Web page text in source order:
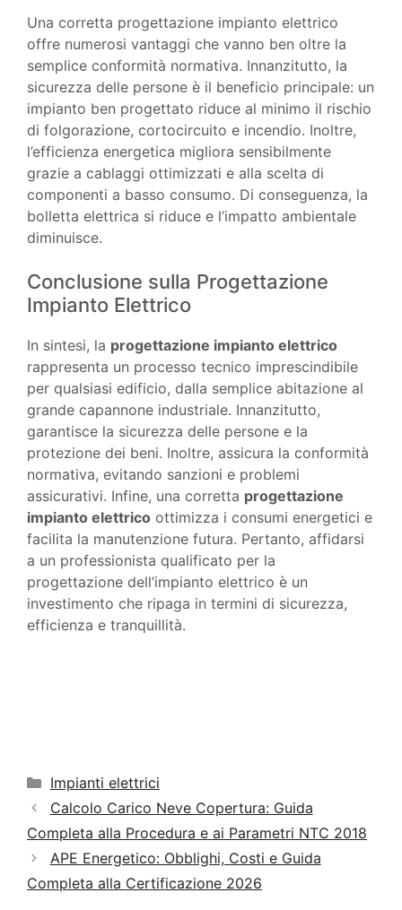
Una corretta progettazione impianto elettrico
offre numerosi vantaggi che vanno ben oltre la
semplice conformità normativa. Innanzitutto, la
sicurezza delle persone è il beneficio principale: un
impianto ben progettato riduce al minimo il rischio
di folgorazione, cortocircuito e incendio. Inoltre,
l’efficienza energetica migliora sensibilmente
grazie a cablaggi ottimizzati e alla scelta di
componenti a basso consumo. Di conseguenza, la
bolletta elettrica si riduce e l’impatto ambientale
diminuisce.
Conclusione sulla Progettazione
Impianto Elettrico
In sintesi, la progettazione impianto elettrico
rappresenta un processo tecnico imprescindibile
per qualsiasi edificio, dalla semplice abitazione al
grande capannone industriale. Innanzitutto,
garantisce la sicurezza delle persone e la
protezione dei beni. Inoltre, assicura la conformità
normativa, evitando sanzioni e problemi
assicurativi. Infine, una corretta progettazione
impianto elettrico ottimizza i consumi energetici e
facilita la manutenzione futura. Pertanto, affidarsi
a un professionista qualificato per la
progettazione dell’impianto elettrico è un
investimento che ripaga in termini di sicurezza,
efficienza e tranquillità.
Categorie
Impianti elettrici
Calcolo Carico Neve Copertura: Guida
Completa alla Procedura e ai Parametri NTC 2018
APE Energetico: Obblighi, Costi e Guida
Completa alla Certificazione 2026